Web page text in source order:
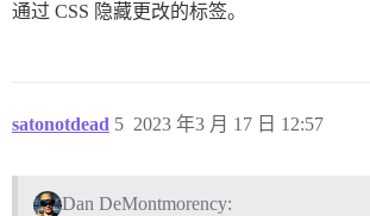
通过 CSS 隐藏更改的标签。
satonotdead 2023 年3 月 17 日 12:57
5
Dan DeMontmorency: